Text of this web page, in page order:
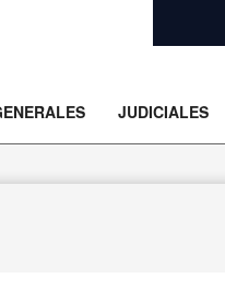
Caribe
JUDICIALES